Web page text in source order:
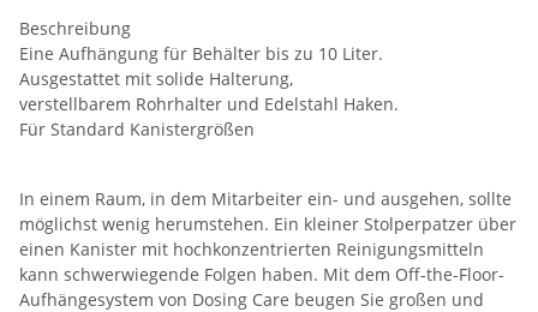
Beschreibung
Eine Aufhängung für Behälter bis zu 10 Liter.
Ausgestattet mit solide Halterung,
verstellbarem Rohrhalter und Edelstahl Haken.
Für Standard Kanistergrößen
In einem Raum, in dem Mitarbeiter ein- und ausgehen, sollte
möglichst wenig herumstehen. Ein kleiner Stolperpatzer über
einen Kanister mit hochkonzentrierten Reinigungsmitteln
kann schwerwiegende Folgen haben. Mit dem Off-the-Floor-
Aufhängesystem von Dosing Care beugen Sie großen und